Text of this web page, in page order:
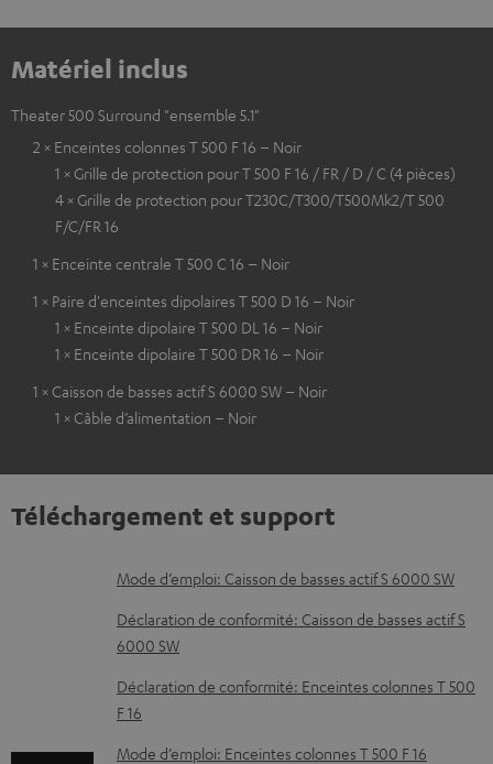
Matériel inclus
Theater 500 Surround "ensemble 5.1"
2 × Enceintes colonnes T 500 F 16 – Noir
1 × Grille de protection pour T 500 F 16 / FR / D / C (4 pièces)
4 × Grille de protection pour T230C/T300/T500Mk2/T 500
F/C/FR 16
1 × Enceinte centrale T 500 C 16 – Noir
1 × Paire d'enceintes dipolaires T 500 D 16 – Noir
1 × Enceinte dipolaire T 500 DL 16 – Noir
1 × Enceinte dipolaire T 500 DR 16 – Noir
1 × Caisson de basses actif S 6000 SW – Noir
1 × Câble d’alimentation – Noir
Téléchargement et support
D
o
c
u
m
e
Mode d’emploi: Caisson de basses actif S 6000 SW
Déclaration de conformité: Caisson de basses actif S
6000 SW
Déclaration de conformité: Enceintes colonnes T 500
F 16
Mode d’emploi: Enceintes colonnes T 500 F 16